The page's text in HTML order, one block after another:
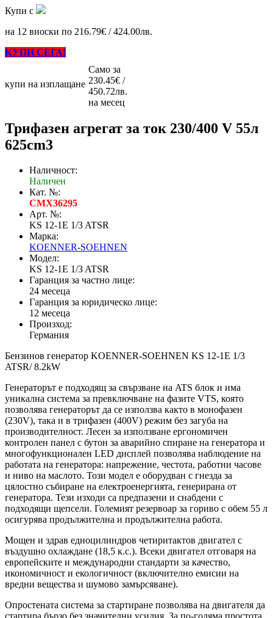
Купи с
на 12 вноски по 216.79€ / 424.00лв.
КУПИ СЕГА!
купи на изплащане
Само за
230.45€ /
450.72лв.
на месец
Трифазен агрегат за ток 230/400 V 55л
625cm3
Наличност:
Наличен
Кат. №:
CMX36295
Арт. №:
KS 12-1E 1/3 ATSR
Марка:
KOENNER-SOEHNEN
Модел:
KS 12-1E 1/3 ATSR
Гаранция за частно лице:
24 месеца
Гаранция за юридическо лице:
12 месеца
Произход:
Германия
Бензинов генератор KOENNER-SOEHNEN KS 12-1E 1/3
ATSR/ 8.2kW
Генераторът е подходящ за свързване на ATS блок и има
уникална система за превключване на фазите VTS, която
позволява генераторът да се използва както в монофазен
(230V), така и в трифазен (400V) режим без загуба на
производителност. Лесен за използване ергономичен
контролен панел с бутон за аварийно спиране на генератора и
многофункционален LED дисплей позволява наблюдение на
работата на генератора: напрежение, честота, работни часове
и ниво на маслото. Този модел е оборудван с гнезда за
цялостно събиране на електроенергията, генерирана от
генератора. Тези изходи са предпазени и снабдени с
подходящи щепсели. Големият резервоар за гориво с обем 55 л
осигурява продължителна и продължителна работа.
Мощен и здрав едноцилиндров четиритактов двигател с
въздушно охлаждане (18,5 к.с.). Всеки двигател отговаря на
европейските и международни стандарти за качество,
икономичност и екологичност (включително емисии на
вредни вещества и шумово замърсяване).
Опростената система за стартиране позволява на двигателя да